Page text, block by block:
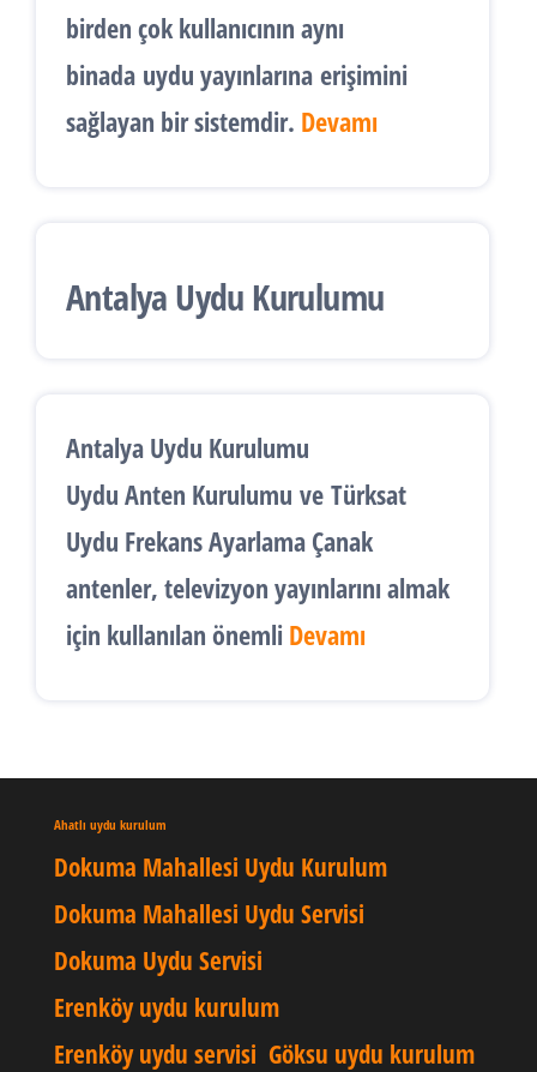
birden çok kullanıcının aynı
binada uydu yayınlarına erişimini
sağlayan bir sistemdir. Devamı
Antalya Uydu Kurulumu
Antalya Uydu Kurulumu
Uydu Anten Kurulumu ve Türksat
Uydu Frekans Ayarlama Çanak
antenler, televizyon yayınlarını almak
için kullanılan önemli Devamı
Ahatlı uydu kurulum
Dokuma Mahallesi Uydu Kurulum
Dokuma Mahallesi Uydu Servisi
Dokuma Uydu Servisi
Erenköy uydu kurulum
Erenköy uydu servisi Göksu uydu kurulum